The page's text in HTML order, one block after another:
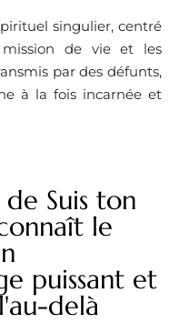
singulier, centré
mission de vie et les
par des défunts,
à la fois incarnée et
Suis ton
le
puissant et
delà